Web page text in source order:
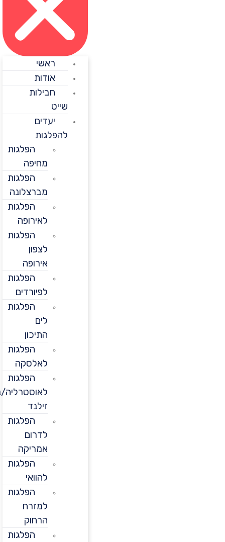
ראשי
אודות
חבילות
יעדים
להפלגות
הפלגות
מחיפה
הפלגות
מברצלונה
הפלגות
לאירופה
הפלגות
אירופה
הפלגות
לפיורדים
הפלגות
התיכון
הפלגות
לאלסקה
הפלגות
לאוסטרליה/ניו
הפלגות
לדרום
אמריקה
הפלגות
הפלגות
למזרח
הרחוק
הפלגות